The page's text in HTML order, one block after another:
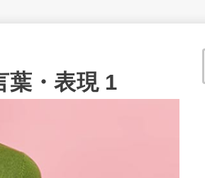
・表現 1